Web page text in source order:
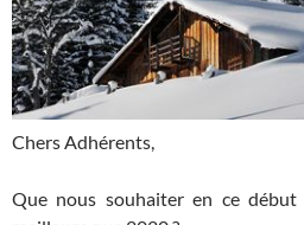
Chers Adhérents,
Que nous souhaiter en ce début